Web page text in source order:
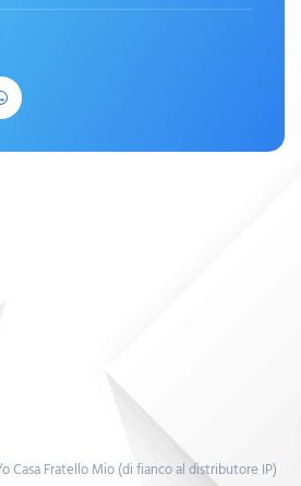
Casa Fratello Mio (di fianco al distributore IP)